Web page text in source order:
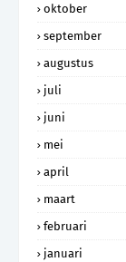
oktober
september
augustus
juli
juni
mei
april
maart
februari
januari